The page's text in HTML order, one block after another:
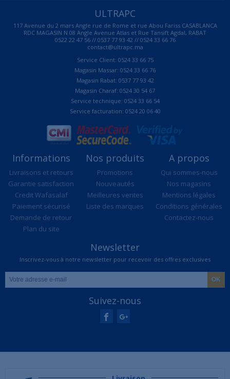
ULTRAPC
117 Avenue du 2 mars Angle rue de Rome et rue Abou Fariss CASABLANCA
RDC MAGASIN N 08 Angle Avenue Atlas et Rue Tansift Agdal, RABAT
0522 22 47 56 // 0537 77 93 42 // 0524 33 66 76
contact@ultrapc.ma
Service Client: 0524 33 66 75
Magasin Massar: 0524 33 66 76
Magasin Rabat: 0537 77 93 42
Magasin Charaf: 0524 30 54 67
Service technique: 0524 33 66 54
Service facturation: 0524 20 06 40
Informations
Livraisons et retours
Garantie satisfaction
Credit Wafasalaf
Paiement sécurisé
Demande de retour
Plan du site
Nos produits
Promotions
Nouveautés
Meilleures ventes
Liste des marques
A propos
Qui sommes-nous
Nos magasins
Mentions légales
Conditions générales
Contactez-nous
Newsletter
Inscrivez-vous à notre newsletter pour recevoir des offres exclusives
Suivez-nous